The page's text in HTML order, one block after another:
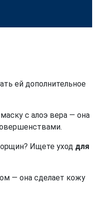
ей дополнительное
с алоэ вера — она
Ищете уход для
— она сделает кожу